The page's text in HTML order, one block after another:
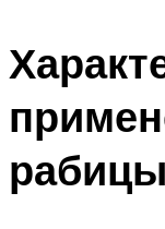
рабицы